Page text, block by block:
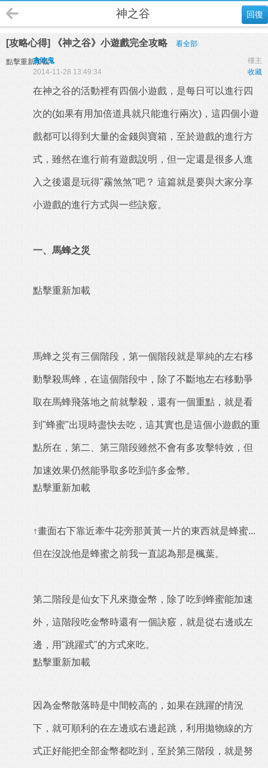
回復
神之谷
[攻略心得] 《神之谷》小遊戲完全攻略 看全部
點擊重新加載 樓主
貪吃鬼
收藏
2014-11-28 13:49:34
在神之谷的活動裡有四個小遊戲，是每日可以進行四
次的(如果有用加倍道具就只能進行兩次)，這四個小遊
戲都可以得到大量的金錢與寶箱，至於遊戲的進行方
式，雖然在進行前有遊戲說明，但一定還是很多人進
入之後還是玩得"霧煞煞"吧？ 這篇就是要與大家分享
小遊戲的進行方式與一些訣竅。
一、馬蜂之災
點擊重新加載
馬蜂之災有三個階段，第一個階段就是單純的左右移
動擊殺馬蜂，在這個階段中，除了不斷地左右移動爭
取在馬蜂飛落地之前就擊殺，還有一個重點，就是看
到"蜂蜜"出現時盡快去吃，這其實也是這個小遊戲的重
點所在，第二、第三階段雖然不會有多攻擊特效，但
加速效果仍然能爭取多吃到許多金幣。
點擊重新加載
↑畫面右下靠近牽牛花旁那黃黃一片的東西就是蜂蜜...
但在沒說他是蜂蜜之前我一直認為那是楓葉。
第二階段是仙女下凡來撒金幣，除了吃到蜂蜜能加速
外，這階段吃金幣時還有一個訣竅，就是從右邊或左
邊，用"跳躍式"的方式來吃。
點擊重新加載
因為金幣散落時是中間較高的，如果在跳躍的情況
下，就可順利的在左邊或右邊起跳，利用拋物線的方
式正好能把全部金幣都吃到，至於第三階段，就是努